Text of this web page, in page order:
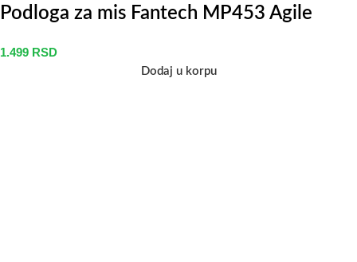
Podloga za mis Fantech MP453 Agile
1.499 RSD
Dodaj u korpu